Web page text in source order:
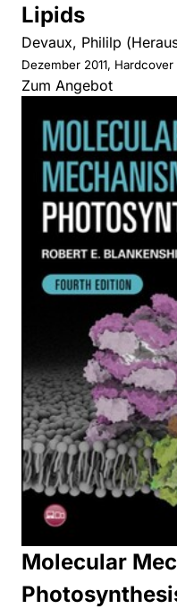
Lipids
Devaux, Phililp
Dezember 2011, Hardcover
Zum Angebot
Molecular